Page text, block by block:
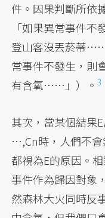
件。因果判斷所依
「如果異常事件
登山客沒丟菸蒂
常事件不發生，則
有含氧……」 ）。3
其次，當某個結果
…,Cn時，人們不
都視為E的原因。
事件作為歸因對象
然森林大火同時反